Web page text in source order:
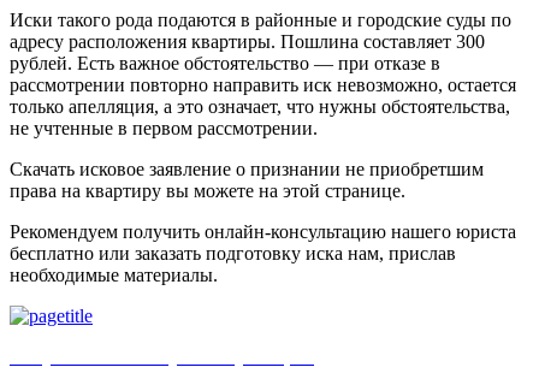
Иски такого рода подаются в районные и городские суды по
адресу расположения квартиры. Пошлина составляет 300
рублей. Есть важное обстоятельство — при отказе в
рассмотрении повторно направить иск невозможно, остается
только апелляция, а это означает, что нужны обстоятельства,
не учтенные в первом рассмотрении.
Скачать исковое заявление о признании не приобретшим
права на квартиру вы можете на этой странице.
Рекомендуем получить онлайн-консультацию нашего юриста
бесплатно или заказать подготовку иска нам, прислав
необходимые материалы.